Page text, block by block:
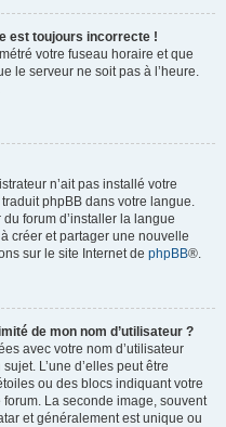
est toujours incorrecte !
votre fuseau horaire et que
le serveur ne soit pas à l’heure.
n’ait pas installé votre
phpBB dans votre langue.
forum d’installer la langue
créer et partager une nouvelle
sur le site Internet de phpBB®.
de mon nom d’utilisateur ?
avec votre nom d’utilisateur
L’une d’elles peut être
ou des blocs indiquant votre
La seconde image, souvent
et généralement est unique ou